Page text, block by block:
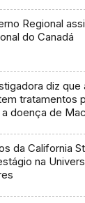
Regional
do Canadá
diz que
tratamentos
a doença de
da California
na